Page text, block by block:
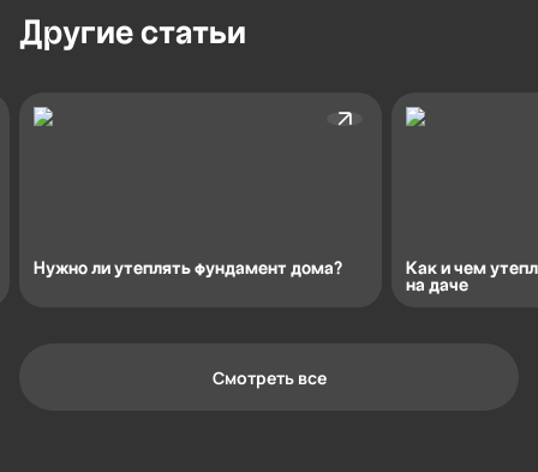
Другие статьи
Нужно ли утеплять фундамент дома?
Как и чем
на даче
Смотреть все